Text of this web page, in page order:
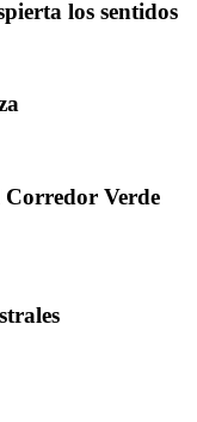
los sentidos
Corredor Verde